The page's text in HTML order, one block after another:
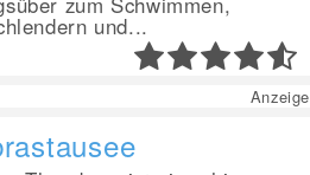
und...
Anzeige